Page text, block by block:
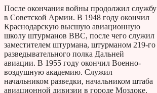
После окончания войны продолжил службу
в Советской Армии. В 1948 году окончил
Краснодарскую высшую авиационную
школу штурманов ВВС, после чего служил
заместителем штурмана, штурманом 219-го
разведывательного полка Дальней
авиации. В 1955 году окончил Военно-
воздушную академию. Служил
начальником разведки, начальником штаба
авиационной дивизии в городе Моздоке.